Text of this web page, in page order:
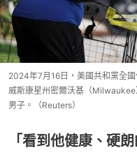
2024年7月16日，美國共和黨全
威斯康星州密爾沃基（
男子。（Reuters）
「看到他健康、硬